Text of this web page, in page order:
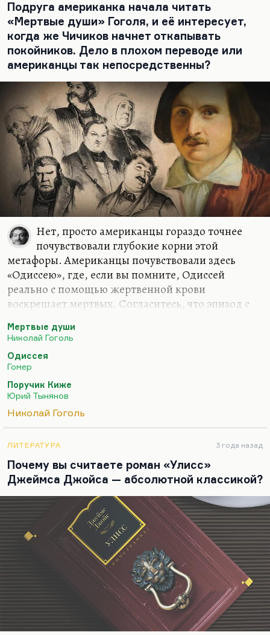
занимало одну главу в девятиглавной структуре
романа, которую так примерно можно, по статье
Дьяконова, восстановить. Я согласен, что так оно
и было. Ну и план девятиглавного романа
остался. Странствие важно только там, где оно
становится метафорой, где оно становится
главным занятием героя, как в случае «Одиссеи»
или как в пародирующей «Одиссею» эпопее
«Мертвые души», в…
Подруга американка начала читать
«Мертвые души» Гоголя, и её интересует,
когда же Чичиков начнет откапывать
покойников. Дело в плохом переводе или
американцы так непосредственны?
Нет, просто американцы гораздо точнее
почувствовали глубокие корни этой
метафоры. Американцы почувствовали здесь
«Одиссею», где, если вы помните, Одиссей
реально с помощью жертвенной крови
воскрешает мертвых. Согласитесь, что эпизод с
подхода, который когда-то один замечательный
о демонологии Гоголя, Кристофер Патни, мой
приятель, в Северной Каролине работавший,
назвал тогда
некрофилией»
эстетической, но такое тяготение к мертвым
гофмановской, немецкой эстетизации…
Мертвые души
Николай Гоголь
Одиссея
Гомер
Поручик Киже
Юрий Тынянов
Николай Гоголь
ЛИТЕРАТУРА 3 года назад
Почему вы считаете роман «Улисс»
Джеймса Джойса — абсолютной классикой?